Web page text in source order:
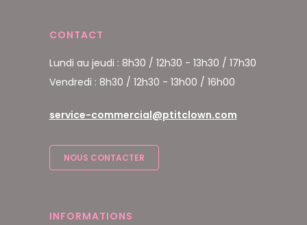
CONTACT
Lundi au jeudi : 8h30 / 12h30 - 13h30 / 17h30
Vendredi : 8h30 / 12h30 - 13h00 / 16h00
service-commercial@ptitclown.com
NOUS CONTACTER
INFORMATIONS